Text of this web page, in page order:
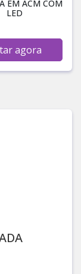
EM ACM COM
LED
agora